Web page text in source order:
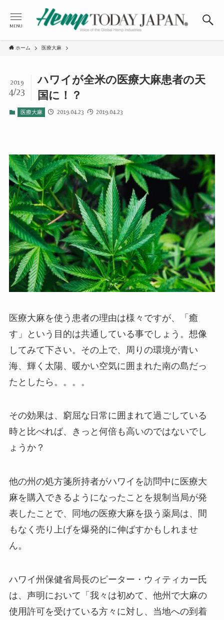
MENU
ホーム 医療大麻
ハワイが全米の医療大麻患者の天
国に！？
2019
4/23
医療大麻 2019.04.23 2019.04.23
医療大麻を使う患者の理由は様々ですが、「癒
す」という目的は共通している事でしょう。想像
してみて下さい。その上で、周りの環境が青い
海、輝く太陽、暖かい空気に囲まれた南の島だっ
たとしたら。。。。
その効果は、窮屈な日常に囲まれて過ごしている
時と比べれば、きっと何倍も高いのではないでし
ょうか？
他の州の処方箋所持者がハワイを訪問中に医療大
麻を購入できるようになったことを規制当局が発
表したことで、同地の医療大麻を扱う薬局は、間
もなく売り上げを爆発的に伸ばすかもしれませ
ん。
ハワイ州保健省局長のピーター・ウィティカー氏
は、声明において「我々は初めて、他州で大麻の
使用許可を受けている方々に対し、当地への到着